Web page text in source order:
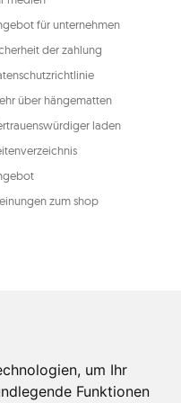
um Ihr
Funktionen
für unternehmen
der zahlung
über hängematten
laden
zum shop